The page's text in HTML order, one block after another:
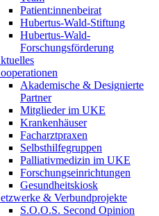
Patient:innenbeirat
Hubertus-Wald-Stiftung
Hubertus-Wald-
Forschungsförderung
Akademische & Designierte
Partner
Mitglieder im UKE
Krankenhäuser
Facharztpraxen
Selbsthilfegruppen
Palliativmedizin im UKE
Forschungseinrichtungen
Gesundheitskiosk
& Verbundprojekte
S.O.O.S. Second Opinion